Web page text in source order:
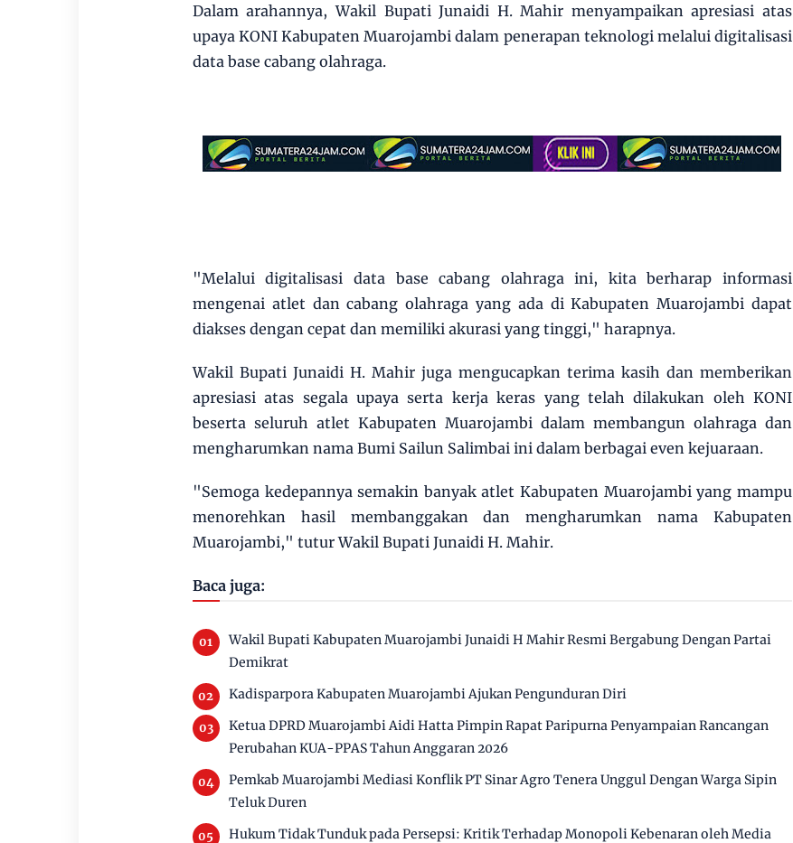
Dalam arahannya, Wakil Bupati Junaidi H. Mahir menyampaikan apresiasi atas
upaya KONI Kabupaten Muarojambi dalam penerapan teknologi melalui digitalisasi
data base cabang olahraga.
"Melalui digitalisasi data base cabang olahraga ini, kita berharap informasi
mengenai atlet dan cabang olahraga yang ada di Kabupaten Muarojambi dapat
diakses dengan cepat dan memiliki akurasi yang tinggi," harapnya.
Wakil Bupati Junaidi H. Mahir juga mengucapkan terima kasih dan memberikan
apresiasi atas segala upaya serta kerja keras yang telah dilakukan oleh KONI
beserta seluruh atlet Kabupaten Muarojambi dalam membangun olahraga dan
mengharumkan nama Bumi Sailun Salimbai ini dalam berbagai even kejuaraan.
"Semoga kedepannya semakin banyak atlet Kabupaten Muarojambi yang mampu
menorehkan hasil membanggakan dan mengharumkan nama Kabupaten
Muarojambi," tutur Wakil Bupati Junaidi H. Mahir.
Baca juga:
Wakil Bupati Kabupaten Muarojambi Junaidi H Mahir Resmi Bergabung Dengan Partai
Demikrat
Kadisparpora Kabupaten Muarojambi Ajukan Pengunduran Diri
Ketua DPRD Muarojambi Aidi Hatta Pimpin Rapat Paripurna Penyampaian Rancangan
Perubahan KUA-PPAS Tahun Anggaran 2026
Pemkab Muarojambi Mediasi Konflik PT Sinar Agro Tenera Unggul Dengan Warga Sipin
Teluk Duren
Hukum Tidak Tunduk pada Persepsi: Kritik Terhadap Monopoli Kebenaran oleh Media